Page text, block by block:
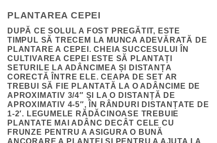
PLANTAREA CEPEI
DUPĂ CE SOLUL A FOST PREGĂTIT, ESTE
TIMPUL SĂ TRECEM LA MUNCA ADEVĂRATĂ DE
PLANTARE A CEPEI. CHEIA SUCCESULUI ÎN
CULTIVAREA CEPEI ESTE SĂ PLANTAȚI
SETURILE LA ADÂNCIMEA ȘI DISTANȚA
CORECTĂ ÎNTRE ELE. CEAPA DE SET AR
TREBUI SĂ FIE PLANTATĂ LA O ADÂNCIME DE
APROXIMATIV 3/4″ ȘI LA O DISTANȚĂ DE
APROXIMATIV 4-5″, ÎN RÂNDURI DISTANȚATE DE
1-2′. LEGUMELE RĂDĂCINOASE TREBUIE
PLANTATE MAI ADÂNC DECÂT CELE CU
FRUNZE PENTRU A ASIGURA O BUNĂ
ANCORARE A PLANTEI ȘI PENTRU A AJUTA LA